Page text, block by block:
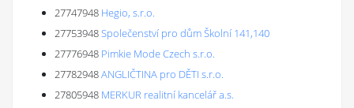
27747948 Hegio, s.r.o.
27753948Společenství pro dům Školní 141,140
27776948 Pimkie Mode Czech s.r.o.
27782948ANGLIČTINA pro DĚTI s.r.o.
27805948 MERKUR realitní kancelář a.s.